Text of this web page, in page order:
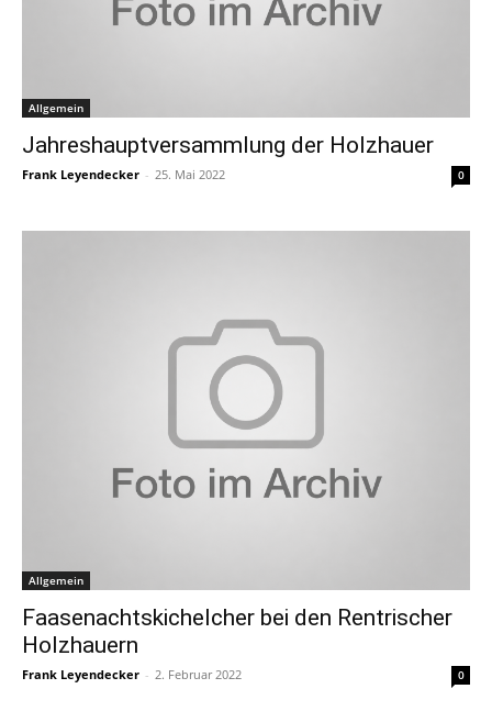
Allgemein
Jahreshauptversammlung der Holzhauer
Frank Leyendecker - 25. Mai 2022 0
Allgemein
Faasenachtskichelcher bei den Rentrischer
Holzhauern
Frank Leyendecker - 2. Februar 2022 0